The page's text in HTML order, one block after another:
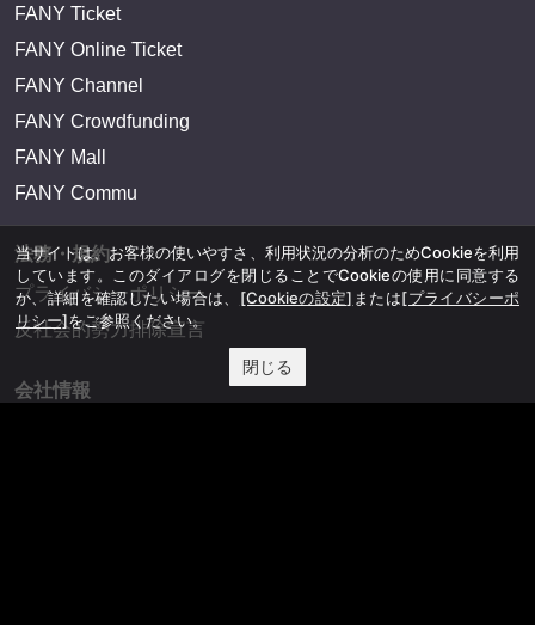
FANY Ticket
FANY Online Ticket
FANY Channel
FANY Crowdfunding
FANY Mall
FANY Commu
法務・規約
プライバシーポリシー
反社会的勢力排除宣言
会社情報
当サイトは、お客様の使いやすさ、利用状況の分析のためCookieを利用
しています。このダイアログを閉じることでCookieの使用に同意する
か、詳細を確認したい場合は、 [Cookieの設定] または[プライバシーポ
リシー]をご参照ください。
閉じる